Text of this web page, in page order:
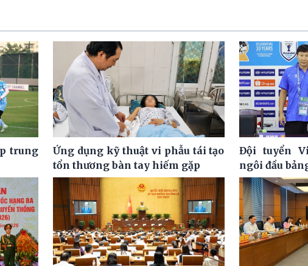
trung
Ứng dụng kỹ thuật vi phẫu tái tạo
tổn thương bàn tay hiếm gặp
Đội tuyển
ngôi đầu